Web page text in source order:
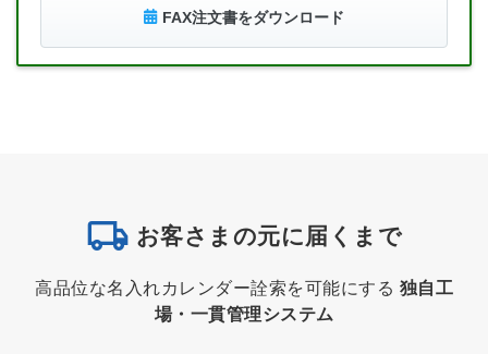
FAX注文書をダウンロード
お客さまの元に届くまで
高品位な名入れカレンダー詮索を可能にする 独自工
場・一貫管理システム